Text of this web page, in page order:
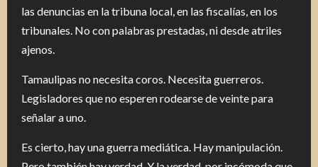
las denuncias en la tribuna local, en las fiscalías, en los
tribunales. No con palabras prestadas, ni desde atriles
ajenos.
Tamaulipas no necesita coros. Necesita guerreros.
Legisladores que no esperen rodearse de veinte para
señalar a uno.
Es cierto, hay una guerra mediática. Hay manipulación.